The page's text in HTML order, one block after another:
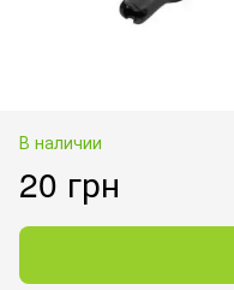
В наличии
20 грн